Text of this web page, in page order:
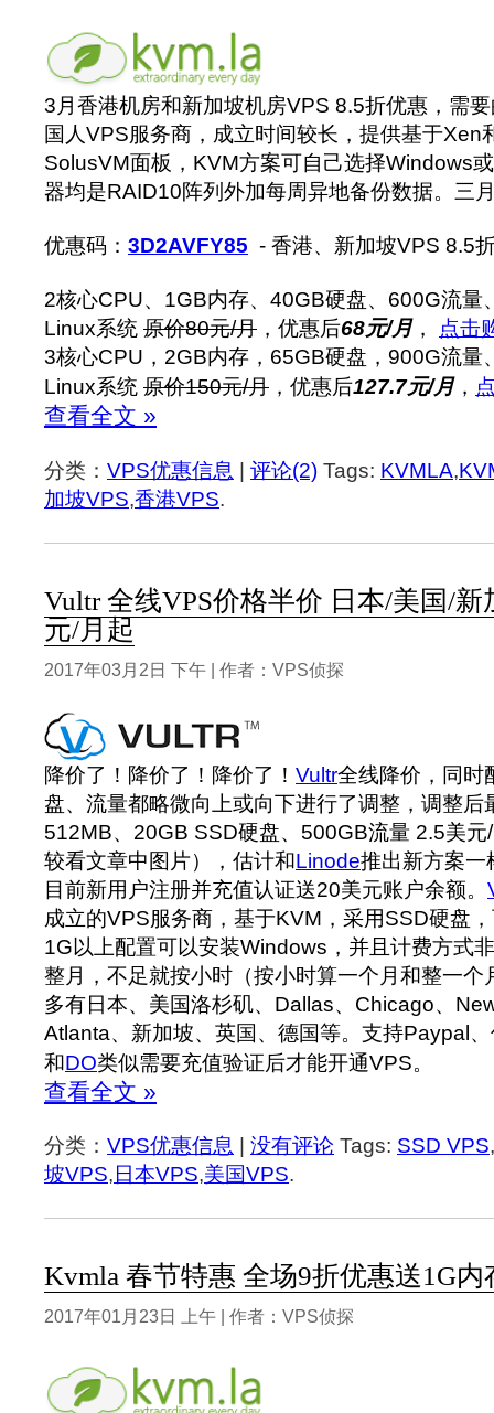
3月香港机房和新加坡机房VPS 8.5折优惠，需
国人VPS服务商，成立时间较长，提供基于Xen
SolusVM面板，KVM方案可自己选择Windows
器均是RAID10阵列外加每周异地备份数据。三
优惠码： 3D2AVFY85 - 香港、新加坡VPS 8.5
2核心CPU、1GB内存、40GB硬盘、600G流量
Linux系统 原价80元/月 ，优惠后68元/月 ， 点击
3核心CPU，2GB内存，65GB硬盘，900G流量
Linux系统 原价150元/月 ，优惠后127.7元/月 ，
查看全文 »
分类： VPS优惠信息 | 评论(2) Tags: KVMLA,
加坡VPS,香港VPS.
Vultr 全线VPS价格半价 日本/美国/新
元/月起
2017年03月2日 下午 | 作者：VPS侦探
降价了！降价了！降价了！ Vultr全线降价，同时
盘、流量都略微向上或向下进行了调整，调整后
512MB、20GB SSD硬盘、500GB流量 2.5美元
较看文章中图片），估计和Linode推出新方案一
目前新用户注册并充值认证送20美元账户余额。
成立的VPS服务商，基于KVM，采用SSD硬盘
1G以上配置可以安装Windows，并且计费方式
整月，不足就按小时（按小时算一个月和整一个
多有日本、美国洛杉矶、Dallas、Chicago、
Atlanta、新加坡、英国、德国等。支持Paypal
和DO类似需要充值验证后才能开通VPS。
查看全文 »
分类： VPS优惠信息 没有评论 Tags: SSD VPS,
坡VPS, 日本VPS,美国VPS.
Kvmla 春节特惠 全场9折优惠送1G内
2017年01月23日 上午 | 作者：VPS侦探